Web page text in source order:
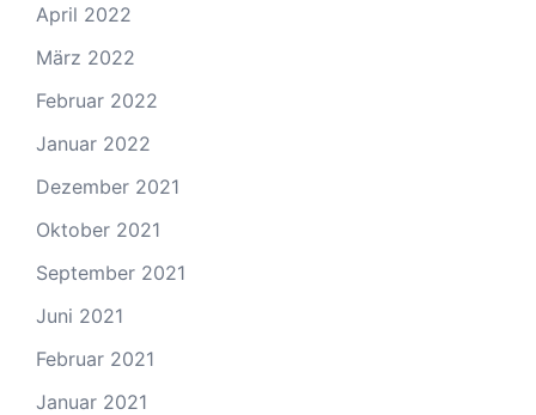
April 2022
März 2022
Februar 2022
Januar 2022
Dezember 2021
Oktober 2021
September 2021
Juni 2021
Februar 2021
Januar 2021